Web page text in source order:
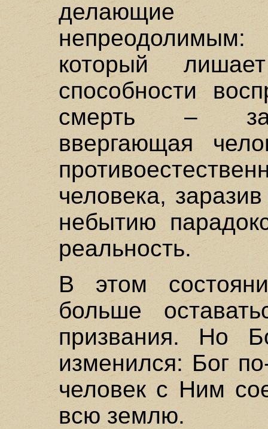
делающие
который
способности
смерть –
ввергающая
человека,
небытию
реальность.
В этом
больше
призвания. Но
изменился: Бог
человек с Ним
всю землю.